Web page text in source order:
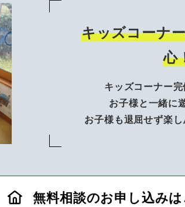
キッズコーナ
心
キッズコーナー
お子様と一緒に
お子様も退屈せず楽し
無料相談のお申し込み